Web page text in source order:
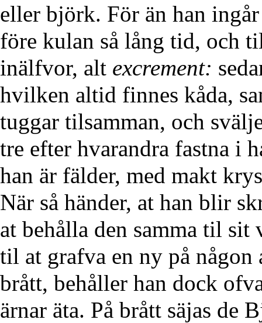
eller björk. För än han
före kulan så lång tid, och
inälfvor, alt excrement:
hvilken altid finnes kåda,
tuggar tilsamman, och
tre efter hvarandra fastna i
han är fälder, med makt
När så händer, at han blir
at behålla den samma til sit
til at grafva en ny på någon
brått, behåller han dock
ärnar äta. På brått säjas de